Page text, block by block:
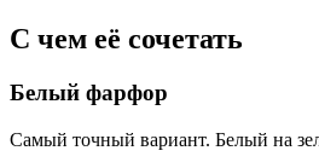
С чем её сочетать
Белый фарфор
Самый точный вариант. Белый на